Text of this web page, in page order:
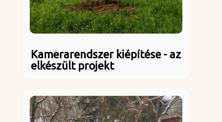
Kamerarendszer kiépítése - az
elkészült projekt